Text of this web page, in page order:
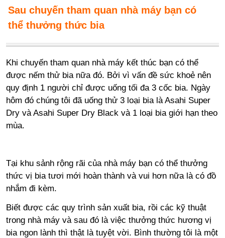
Sau chuyến tham quan nhà máy bạn có
thể thưởng thức bia
Khi chuyến tham quan nhà máy kết thúc bạn có thể
được nếm thử bia nữa đó. Bởi vì vấn đề sức khoẻ nên
quy định 1 người chỉ được uống tối đa 3 cốc bia. Ngày
hôm đó chúng tôi đã uống thử 3 loại bia là Asahi Super
Dry và Asahi Super Dry Black và 1 loại bia giới hạn theo
mùa.
Tại khu sảnh rộng rãi của nhà máy bạn có thể thưởng
thức vị bia tươi mới hoàn thành và vui hơn nữa là có đồ
nhắm đi kèm.
Biết được các quy trình sản xuất bia, rồi các kỹ thuật
trong nhà máy và sau đó là việc thưởng thức hương vị
bia ngon lành thì thật là tuyệt vời. Bình thường tôi là một